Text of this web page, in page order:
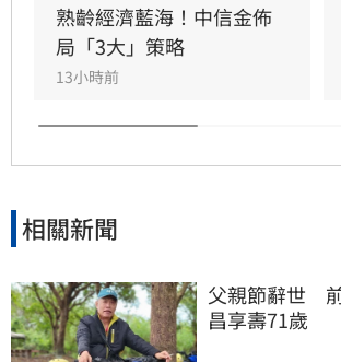
控總經理林維俊指出，論壇邁入第
助企業將永續轉化為國際競爭力。
茂、宏碁及金寶等指標企業分享低
台新新光金控憑藉優異的永續績效
年獲標普全球永續年鑑銀行業全球
MSCI ESG AAA最高評級，展現其
邁向永續發展的強力後盾。
熟齡經濟藍海！中信金佈
局「3大」策略
13小時前
相關新聞
父親節辭世　
昌享壽71歲